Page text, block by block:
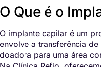
O Que é o
O implante capilar é um
envolve a transferência
doadora para uma área